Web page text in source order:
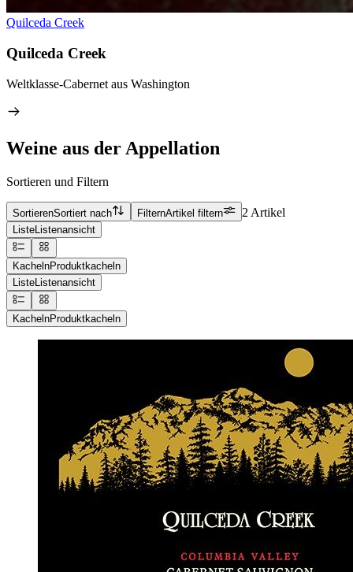
Quilceda Creek
Quilceda Creek
Weltklasse-Cabernet aus Washington
Weine aus der Appellation
Sortieren und Filtern
SortierenSortiert nach FilternArtikel filtern 2 Artikel
ListeListenansicht
KachelnProduktkacheln
ListeListenansicht
KachelnProduktkacheln